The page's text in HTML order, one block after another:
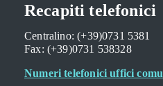
Recapiti telefonici
Centralino: (+39)0731 5381
Fax: (+39)0731 538328
Numeri telefonici uffici